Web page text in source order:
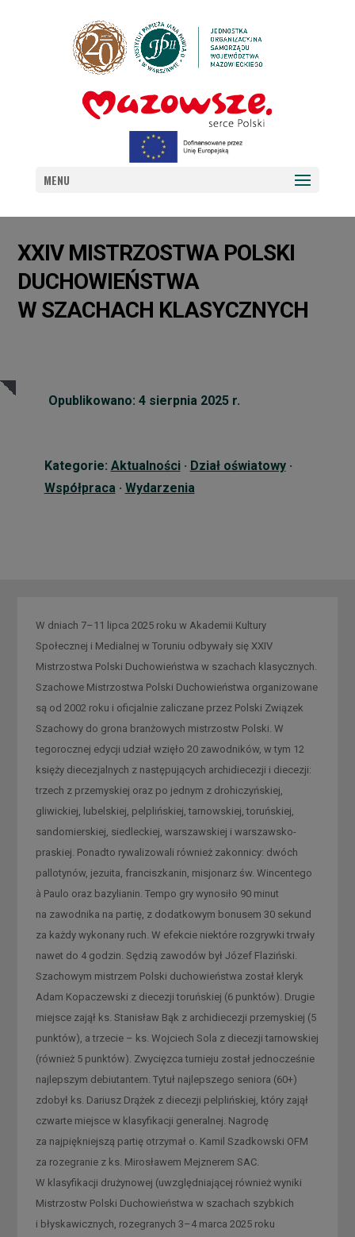
MENU
XXIV MISTRZOSTWA POLSKI
DUCHOWIEŃSTWA
W SZACHACH KLASYCZNYCH
Opublikowano: 4 sierpnia 2025 r.
Kategorie: Aktualności· Dział oświatowy·
Współpraca · Wydarzenia
W dniach 7–11 lipca 2025 roku w Akademii Kultury
Społecznej i Medialnej w Toruniu odbywały się XXIV
Mistrzostwa Polski Duchowieństwa w szachach klasycznych.
Szachowe Mistrzostwa Polski Duchowieństwa organizowane
są od 2002 roku i oficjalnie zaliczane przez Polski Związek
Szachowy do grona branżowych mistrzostw Polski. W
tegorocznej edycji udział wzięło 20 zawodników, w tym 12
księży diecezjalnych z następujących archidiecezji i diecezji:
trzech z przemyskiej oraz po jednym z drohiczyńskiej,
gliwickiej, lubelskiej, pelplińskiej, tarnowskiej, toruńskiej,
sandomierskiej, siedleckiej, warszawskiej i warszawsko-
praskiej. Ponadto rywalizowali również zakonnicy: dwóch
pallotynów, jezuita, franciszkanin, misjonarz św. Wincentego
à Paulo oraz bazylianin. Tempo gry wynosiło 90 minut
na zawodnika na partię, z dodatkowym bonusem 30 sekund
za każdy wykonany ruch. W efekcie niektóre rozgrywki trwały
nawet do 4 godzin. Sędzią zawodów był Józef Flaziński.
Szachowym mistrzem Polski duchowieństwa został kleryk
Adam Kopaczewski z diecezji toruńskiej (6 punktów). Drugie
miejsce zajął ks. Stanisław Bąk z archidiecezji przemyskiej (5
punktów), a trzecie – ks. Wojciech Sola z diecezji tarnowskiej
(również 5 punktów). Zwycięzca turnieju został jednocześnie
najlepszym debiutantem. Tytuł najlepszego seniora (60+)
zdobył ks. Dariusz Drążek z diecezji pelplińskiej, który zajął
czwarte miejsce w klasyfikacji generalnej. Nagrodę
za najpiękniejszą partię otrzymał o. Kamil Szadkowski OFM
za rozegranie z ks. Mirosławem Mejznerem SAC.
W klasyfikacji drużynowej (uwzględniającej również wyniki
Mistrzostw Polski Duchowieństwa w szachach szybkich
i błyskawicznych, rozegranych 3–4 marca 2025 roku